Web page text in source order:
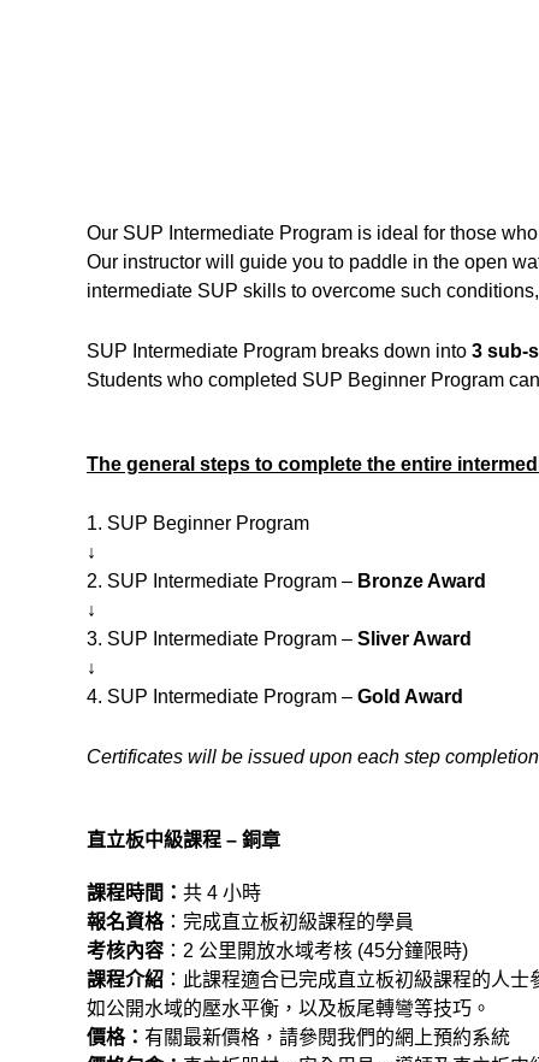
Our SUP Intermediate Program is ideal for those
Our instructor will guide you to paddle in the open
intermediate SUP skills to overcome such
SUP Intermediate Program breaks down into 3 sub-
Students who completed SUP Beginner Program
The general steps to complete the entire
1. SUP Beginner Program
↓
2. SUP Intermediate Program – Bronze Award
↓
3. SUP Intermediate Program – Sliver Award
↓
4. SUP Intermediate Program – Gold Award
Certificates will be issued upon each step completion
直立板中級課程 – 銅章
課程時間： 共 4 小時
報名資格： 完成直立板初級課程的學員
考核內容 ：2 公里開放水域考核 (45分鐘限時)
課程介紹 ：此課程適合已完成直立板初級課程的人
如公開水域的壓水平衡，以及板尾轉彎等技巧。
價格： 有關最新價格，請參閱我們的網上預約系統